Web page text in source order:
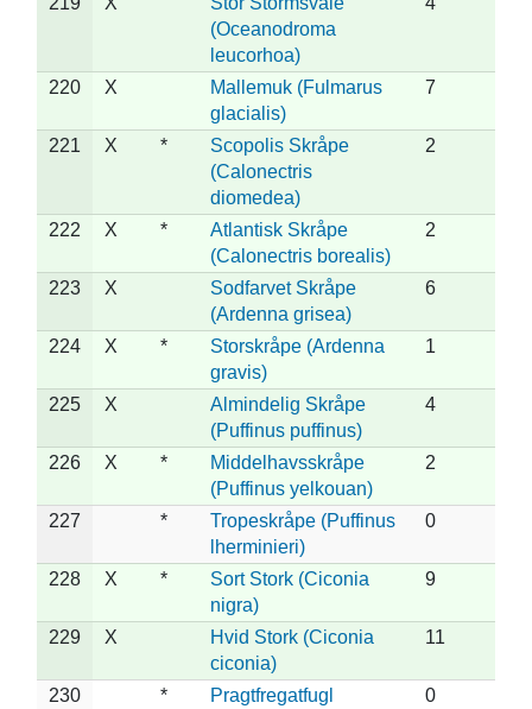
(Oceanodroma
leucorhoa)
220 X
Mallemuk (Fulmarus
glacialis)
7
221 X *
Scopolis Skråpe
(Calonectris
diomedea)
2
222 X *
Atlantisk Skråpe
(Calonectris borealis)
2
223 X
Sodfarvet Skråpe
(Ardenna grisea)
6
224 X *
Storskråpe (Ardenna
gravis)
1
225 X
Almindelig Skråpe
(Puffinus puffinus)
4
226 X *
Middelhavsskråpe
(Puffinus yelkouan)
2
227 *
Tropeskråpe (Puffinus
lherminieri)
0
228 X *
Sort Stork (Ciconia
nigra)
9
229 X
Hvid Stork (Ciconia
ciconia)
11
230 *
Pragtfregatfugl
0